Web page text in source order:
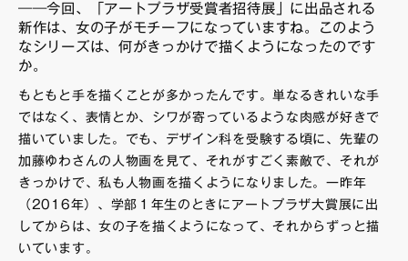
――今回、「アートプラザ受賞者招待展」に出品される
新作は、女の子がモチーフになっていますね。このよう
なシリーズは、何がきっかけで描くようになったのです
か。
もともと手を描くことが多かったんです。単なるきれいな手
ではなく、表情とか、シワが寄っているような肉感が好きで
描いていました。でも、デザイン科を受験する頃に、先輩の
加藤ゆわさんの人物画を見て、それがすごく素敵で、それが
きっかけで、私も人物画を描くようになりました。一昨年
（2016年）、学部１年生のときにアートプラザ大賞展に出
してからは、女の子を描くようになって、それからずっと描
いています。